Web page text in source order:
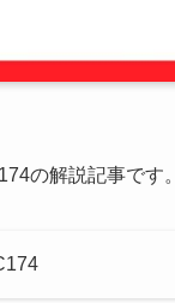
の解説記事です。